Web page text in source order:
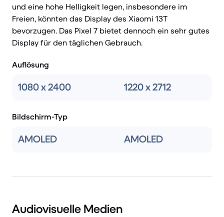
und eine hohe Helligkeit legen, insbesondere im
Freien, könnten das Display des Xiaomi 13T
bevorzugen. Das Pixel 7 bietet dennoch ein sehr gutes
Display für den täglichen Gebrauch.
Auflösung
1080 x 2400 1220 x 2712
Bildschirm-Typ
AMOLED AMOLED
Audiovisuelle Medien